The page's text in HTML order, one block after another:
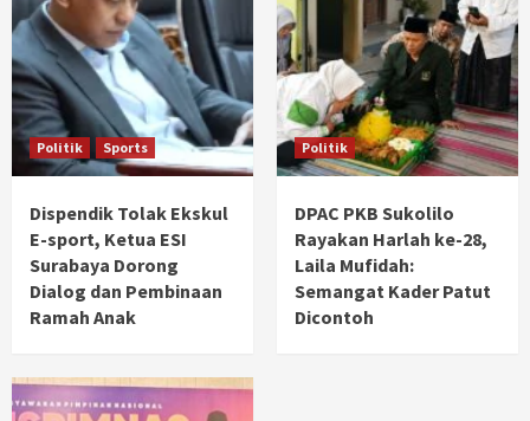
Politik Sports
Dispendik Tolak Ekskul
E-sport, Ketua ESI
Surabaya Dorong
Dialog dan Pembinaan
Ramah Anak
Politik
DPAC PKB Sukolilo
Rayakan Harlah ke-28,
Laila Mufidah:
Semangat Kader Patut
Dicontoh